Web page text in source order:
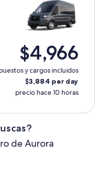
$4,966
y cargos incluidos
$3,884 per day
precio hace 10 horas
de Aurora